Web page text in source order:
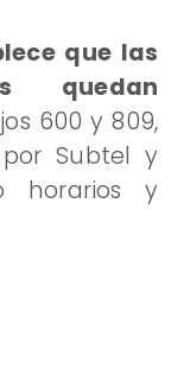
que las
quedan
600 y 809,
Subtel y
horarios y